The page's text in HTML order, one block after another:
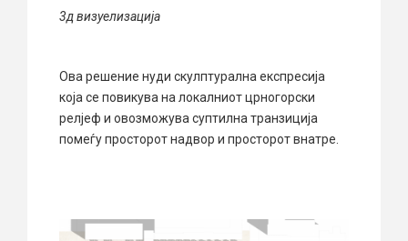
3д визуелизација
Ова решение нуди скулптурална експресија
која се повикува на локалниот црногорски
релјеф и овозможува суптилна транзиција
помеѓу просторот надвор и просторот внатре.